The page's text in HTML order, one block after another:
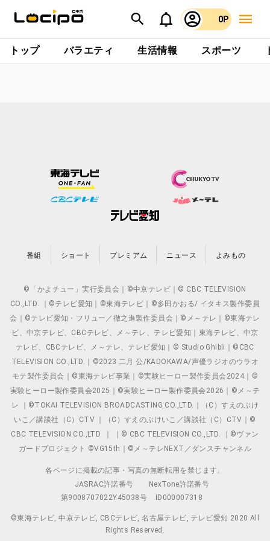
0P
トップ バラエティ 生活情報 スポーツ
番組 ショート プレミアム ニュース よみもの
©「かよチュー」実行委員会｜©中京テレビ｜© CBC TELEVISION
CO.,LTD. ｜©テレビ愛知｜©東海テレビ｜©多田かおる/ イタキス製作委員
会｜©テレビ愛知・フリュー／徹之進製作委員会｜©メ～テレ｜©東海テレ
ビ、中京テレビ、CBCテレビ、メ～テレ、テレビ愛知｜東海テレビ、中京
テレビ、CBCテレビ、メ～テレ、テレビ愛知｜© Studio Ghibli｜©CBC
TELEVISION CO.,LTD.｜©2023 二月 公/KADOKAWA/声優ラジオのウラオ
モテ製作委員会｜©東海テレビ事業｜©実験ヒーロー製作委員会2024｜©
実験ヒーロー製作委員会2025｜©実験ヒーロー製作委員会2026｜©メ～テ
レ ｜©TOKAI TELEVISION BROADCASTING CO.,LTD.｜（C）すえのぶけ
いこ／講談社（C）CTV ｜（C）すえのぶけいこ／講談社（C）CTV｜©
CBC TELEVISION CO.,LTD. ｜ ｜© CBC TELEVISION CO.,LTD. ｜©ヴァン
ガードプロジェクト ©VG15th｜©メ～テレNEXT／ダンスチャンネル
各ページに掲載の記事・写真の無断転用を禁じます。
JASRAC許諾番号
NexTone許諾番号
第9008707022Y45038号
ID000007318
©東海テレビ, 中京テレビ, CBCテレビ, 名古屋テレビ, テレビ愛知 2020 All
Rights Reserved.